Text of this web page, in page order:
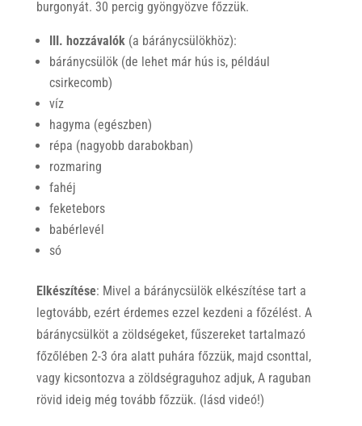
burgonyát. 30 percig gyöngyözve főzzük.
III. hozzávalók(a báránycsülökhöz):
báránycsülök (de lehet már hús is, például
csirkecomb)
víz
hagyma (egészben)
répa (nagyobb darabokban)
rozmaring
fahéj
feketebors
babérlevél
só
Elkészítése: Mivel a báránycsülök elkészítése tart a
legtovább, ezért érdemes ezzel kezdeni a főzélést. A
báránycsülköt a zöldségeket, fűszereket tartalmazó
főzőlében 2-3 óra alatt puhára főzzük, majd csonttal,
vagy kicsontozva a zöldségraguhoz adjuk, A raguban
rövid ideig még tovább főzzük. (lásd videó!)